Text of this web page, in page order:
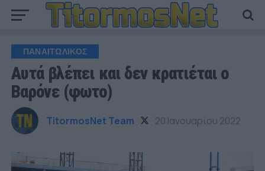
ΠΑΝΑΙΤΩΛΙΚΟΣ
Αυτά βλέπει και δεν κρατιέται ο
Βαρόνε (φωτο)
TitormosNet Team 20 Ιανουαρίου 2022